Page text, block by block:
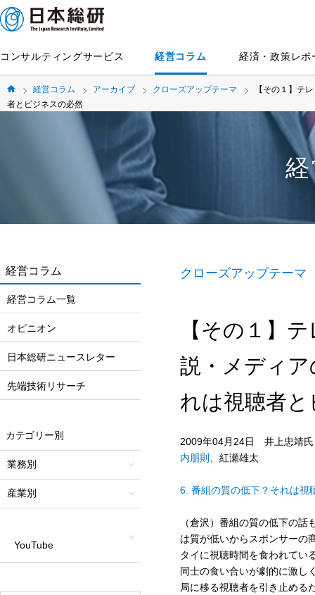
コンサルティングサービス 経営コラム 経済・政策レポ
経営コラム アーカイブ クローズアップテーマ
【その１】テ
者とビジネスの必然
クローズアップテーマ
【その１】
説・メディ
れは視聴者
2009年04月24日 井上忠靖
内朋則 、紅瀬雄太
6. 番組の質の低下？それは視
（倉沢）番組の質の低下の
は質が低いからスポンサーの
タイに視聴時間を食われてい
同士の食い合いが劇的に激し
局に移る視聴者を引き止める
経営コラム
経営コラム一覧
オピニオン
日本総研ニュースレター
先端技術リサーチ
カテゴリー別
業務別
産業別
YouTube